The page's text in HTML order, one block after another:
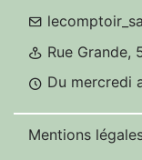
Rue Grande,
Du mercredi
Mentions